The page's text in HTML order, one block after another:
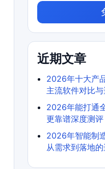
近期文章
2026年十大产
主流软件对比
2026年能打通
更靠谱深度测
2026年智能制
从需求到落地